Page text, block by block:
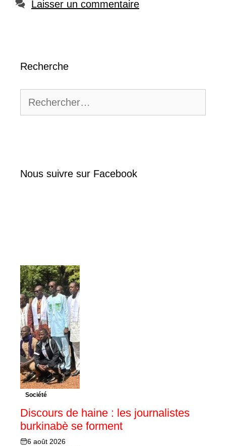
Laisser un commentaire
Recherche
Nous suivre sur Facebook
Société
Discours de haine : les journalistes
burkinabè se forment
6 août 2026